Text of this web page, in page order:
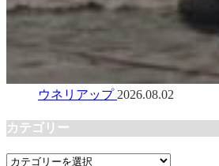
ウネリアップ 2026.08.02
カテゴリー
カ